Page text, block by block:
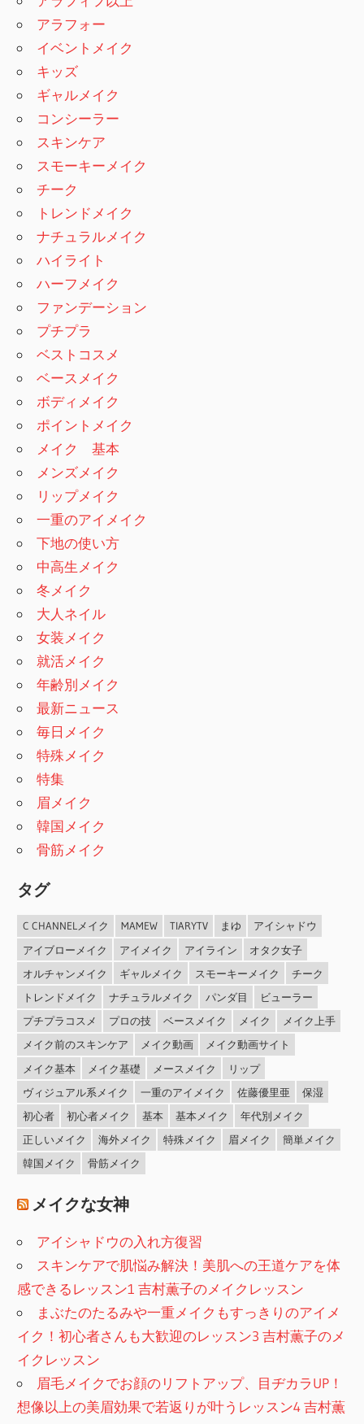
アラフォー
イベントメイク
キッズ
ギャルメイク
コンシーラー
スキンケア
スモーキーメイク
チーク
トレンドメイク
ナチュラルメイク
ハイライト
ハーフメイク
ファンデーション
プチプラ
ベストコスメ
ベースメイク
ボディメイク
ポイントメイク
メイク 基本
メンズメイク
リップメイク
一重のアイメイク
下地の使い方
中高生メイク
冬メイク
大人ネイル
女装メイク
就活メイク
年齢別メイク
最新ニュース
毎日メイク
特殊メイク
特集
眉メイク
韓国メイク
骨筋メイク
タグ
C CHANNELメイク MAMEW TIARYTV まゆ
アイシャドウ
アイブローメイク
アイメイク アイライン
オタク女子
オルチャンメイク
ギャルメイク スモーキーメイク
チーク
トレンドメイク
ナチュラルメイク パンダ目
ビューラー
プチプラコスメ
プロの技 ベースメイク メイク
メイク上手
メイク前のスキンケア
メイク動画
メイク動画サイト
メイク基本
メイク基礎 メースメイク
リップ
ヴィジュアル系メイク
一重のアイメイク 佐藤優里亜
保湿
初心者
初心者メイク 基本 基本メイク
年代別メイク
正しいメイク
海外メイク 特殊メイク 眉メイク
簡単メイク
韓国メイク
骨筋メイク
メイクな女神
アイシャドウの入れ方復習
スキンケアで肌悩み解決！美肌への王道ケアを体
感できるレッスン1 吉村薫子のメイクレッスン
まぶたのたるみや一重メイクもすっきりのアイメ
イク！初心者さんも大歓迎のレッスン3 吉村薫子のメ
イクレッスン
眉毛メイクでお顔のリフトアップ、目ヂカラUP！
想像以上の美眉効果で若返りが叶うレッスン4 吉村薫